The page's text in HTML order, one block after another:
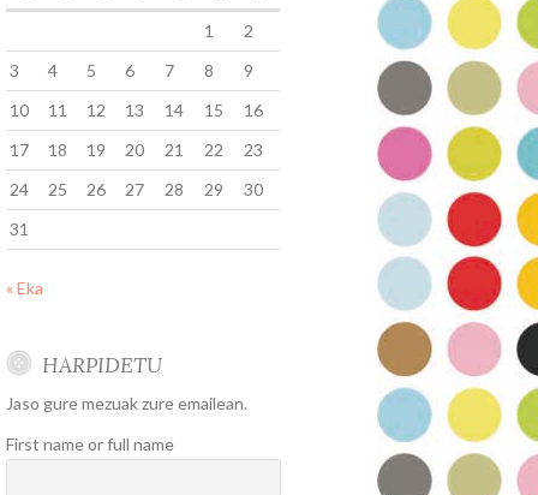
1
2
3
4 5 6 7 8
9
10
11 12 13 14 15
16
17
18 19 20 21 22
23
24
25 26 27 28 29
30
31
« Eka
HARPIDETU
Jaso gure mezuak zure emailean.
First name or full name